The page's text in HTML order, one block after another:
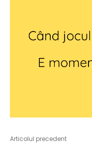
Articolul precedent